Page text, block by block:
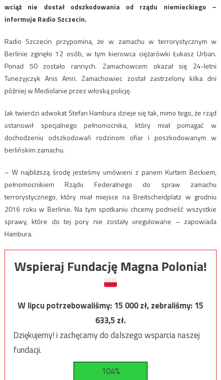
wciąż nie dostał odszkodowania od rządu niemieckiego –
informuje Radio Szczecin.
Radio Szczecin przypomina, że w zamachu w terrorystycznym w
Berlinie zginęło 12 osób, w tym kierowca ciężarówki Łukasz Urban.
Ponad 50 zostało rannych. Zamachowcem okazał się 24-letni
Tunezyjczyk Anis Amri. Zamachowiec został zastrzelony kilka dni
później w Mediolanie przez włoską policję.
Jak twierdzi adwokat Stefan Hambura dzieje się tak, mimo tego, że rząd
ustanowił specjalnego pełnomocnika, który miał pomagać w
dochodzeniu odszkodowań rodzinom ofiar i poszkodowanym w
berlińskim zamachu.
– W najbliższą środę jesteśmy umówieni z panem Kurtem Beckiem,
pełnomocnikiem Rządu Federalnego do spraw zamachu
terrorystycznego, który miał miejsce na Breitscheidplatz w grudniu
2016 roku w Berlinie. Na tym spotkaniu chcemy podnieść wszystkie
sprawy, które do tej pory nie zostały uregulowane – zapowiada
Hambura.
Wspieraj Fundację Magna Polonia!
W lipcu potrzebowaliśmy:15 000zł, zebraliśmy:15
633,5zł.
Dziękujemy! i zachęcamy do dalszego wsparcia naszej
fundacji.
104%